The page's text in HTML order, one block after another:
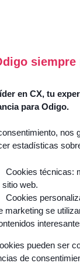
en CX, tu
para Odigo.
nos
estadísticas
Cookies técnicas:
sitio web.
Cookies
marketing se
pueden ser
de
public
Our chatbot is
By using our
therefore
Adding a
you IT
Thanks to our